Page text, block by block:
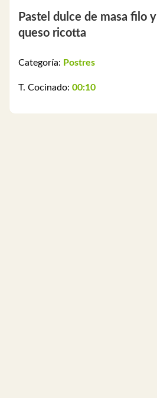
Pastel dulce de masa filo y
queso ricotta
Categoría: Postres
T. Cocinado: 00:10